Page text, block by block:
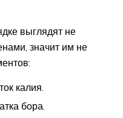
выглядят не
значит им не
калия.
бора.